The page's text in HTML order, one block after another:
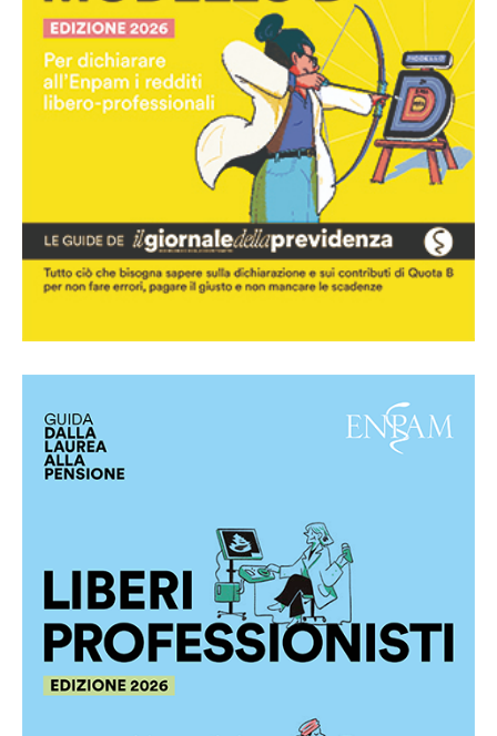
Istruzioni Modello D ed. 2026
Scarica la guida in pdf
Guida per i medici e i dentisti liberi
professionisti